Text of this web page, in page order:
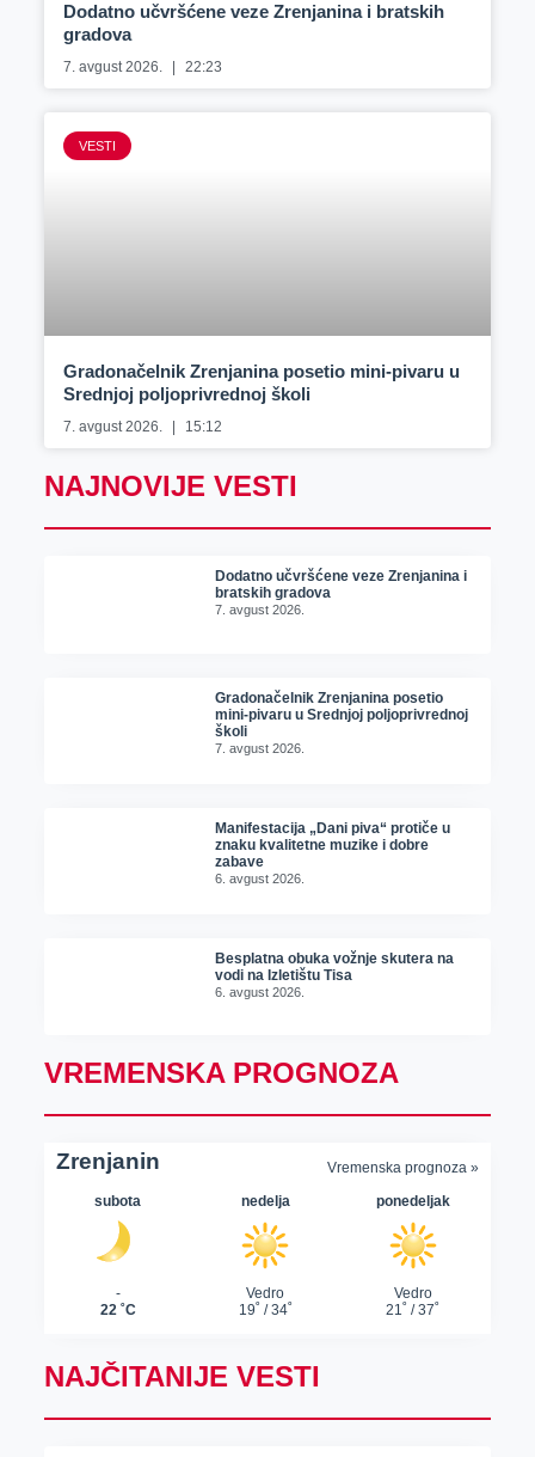
Dodatno učvršćene veze Zrenjanina i bratskih
gradova
7. avgust 2026. 22:23
VESTI
Gradonačelnik Zrenjanina posetio mini-pivaru u
Srednjoj poljoprivrednoj školi
7. avgust 2026. 15:12
NAJNOVIJE VESTI
Dodatno učvršćene veze Zrenjanina i
bratskih gradova
7. avgust 2026.
Gradonačelnik Zrenjanina posetio
mini-pivaru u Srednjoj poljoprivrednoj
školi
7. avgust 2026.
Manifestacija „Dani piva“ protiče u
znaku kvalitetne muzike i dobre
zabave
6. avgust 2026.
Besplatna obuka vožnje skutera na
vodi na Izletištu Tisa
6. avgust 2026.
VREMENSKA PROGNOZA
NAJČITANIJE VESTI